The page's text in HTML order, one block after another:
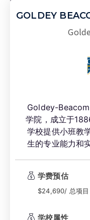
GOLDEY
Goldey-
学院，成立于
学校提供小班教
生的专业能力和
大都市具有地理
就业机会。校园
学费预估
$24,690/ 总项目
学校属性